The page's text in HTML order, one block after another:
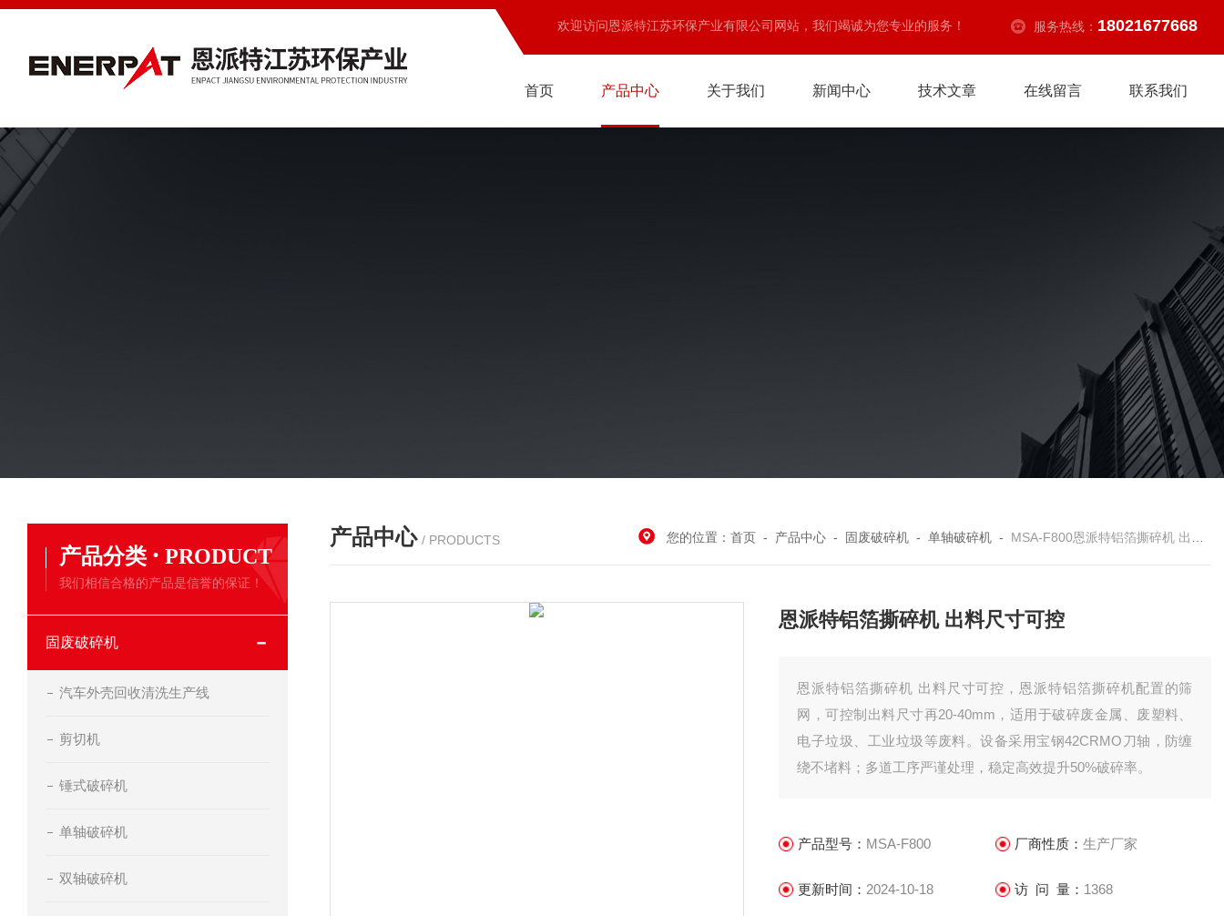
欢迎访问恩派特江苏环保产业有限公司网站，我们竭诚为您专业的服务！ 服务热线： 18021677668
首页 产品中心 关于我们 新闻中心 技术文章 在线留言 联系我们
产品分类 · PRODUCT
我们相信合格的产品是信誉的保证！
固废破碎机
汽车外壳回收清洗生产线
剪切机
锤式破碎机
单轴破碎机
双轴破碎机
产品中心 / PRODUCTS 您的位置：首页 - 产品中心 - 固废破碎机 -单轴破碎机 - MSA-F800恩派特铝箔撕碎机 出料尺寸可控
恩派特铝箔撕碎机 出料尺寸可控
恩派特铝箔撕碎机 出料尺寸可控，恩派特铝箔撕碎机配置的筛
网，可控制出料尺寸再20-40mm，适用于破碎废金属、废塑料、
电子垃圾、工业垃圾等废料。设备采用宝钢42CRMO刀轴，防缠
绕不堵料；多道工序严谨处理，稳定高效提升50%破碎率。
产品型号： MSA-F800 厂商性质： 生产厂家
更新时间： 2024-10-18 访 问 量： 1368